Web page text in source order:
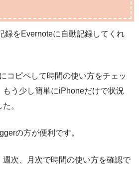
録をEvernoteに自動記録してくれ
コピペして時間の使い方をチェッ
もう少し簡単にiPhoneだけで状況
。
の方が便利です。
週次、月次で時間の使い方を確認で